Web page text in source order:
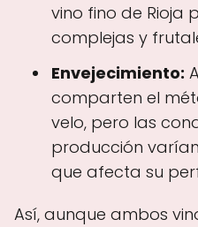
vino fino de Rioja
complejas y
Envejecimiento:
comparten el
velo, pero las
producción
que afecta su
Así, aunque ambos